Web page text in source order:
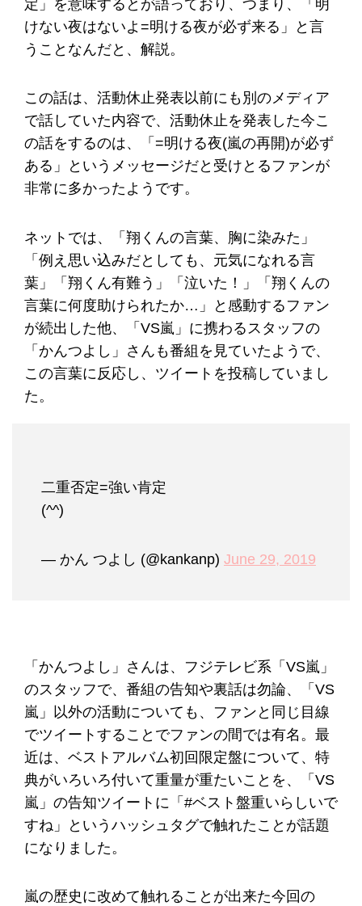
定」を意味するとが語っており、つまり、「明
けない夜はないよ=明ける夜が必ず来る」と言
うことなんだと、解説。
この話は、活動休止発表以前にも別のメディア
で話していた内容で、活動休止を発表した今こ
の話をするのは、「=明ける夜(嵐の再開)が必ず
ある」というメッセージだと受けとるファンが
非常に多かったようです。
ネットでは、「翔くんの言葉、胸に染みた」
「例え思い込みだとしても、元気になれる言
葉」「翔くん有難う」「泣いた！」「翔くんの
言葉に何度助けられたか…」と感動するファン
が続出した他、「VS嵐」に携わるスタッフの
「かんつよし」さんも番組を見ていたようで、
この言葉に反応し、ツイートを投稿していまし
た。
二重否定=強い肯定
(^^)
— かん つよし (@kankanp) June 29, 2019
「かんつよし」さんは、フジテレビ系「VS嵐」
のスタッフで、番組の告知や裏話は勿論、「VS
嵐」以外の活動についても、ファンと同じ目線
でツイートすることでファンの間では有名。最
近は、ベストアルバム初回限定盤について、特
典がいろいろ付いて重量が重たいことを、「VS
嵐」の告知ツイートに「#ベスト盤重いらしいで
すね」というハッシュタグで触れたことが話題
になりました。
嵐の歴史に改めて触れることが出来た今回の